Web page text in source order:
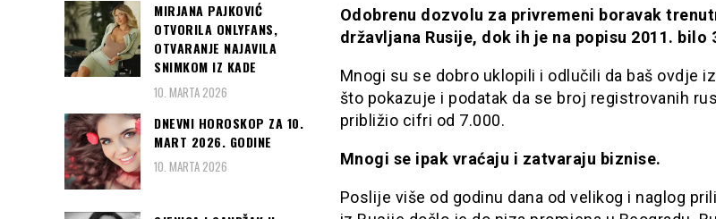
Odobrenu dozvolu za privremeni boravak
državljana Rusije, dok ih je na popisu 2011. bilo
Mnogi su se dobro uklopili i odlučili da baš ovdje
što pokazuje i podatak da se broj registrovanih
približio cifri od 7.000.
Mnogi se ipak vraćaju i zatvaraju biznise.
Poslije više od godinu dana od velikog i naglog
MIRJANA PAJKOVIĆ
OTVORILA ONLYFANS,
OTVARANJE NAJAVILA
SNIMKOM IZ KADE
10. MARTA 2026
DNEVNI HOROSKOP ZA 10.
MART 2026. GODINE
10. MARTA 2026